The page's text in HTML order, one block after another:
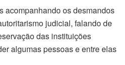
acompanhando os desmandos
judicial, falando de
das instituições
algumas pessoas e entre elas